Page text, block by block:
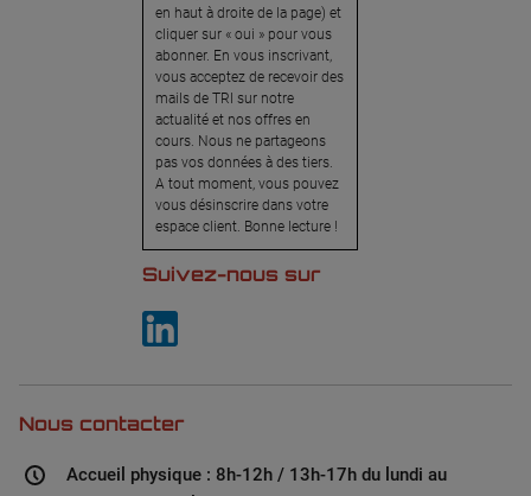
en haut à droite de la page) et
cliquer sur « oui » pour vous
abonner. En vous inscrivant,
vous acceptez de recevoir des
mails de TRI sur notre
actualité et nos offres en
cours. Nous ne partageons
pas vos données à des tiers.
A tout moment, vous pouvez
vous désinscrire dans votre
espace client. Bonne lecture !
Suivez-nous sur
Nous contacter
Accueil physique : 8h-12h / 13h-17h du lundi au